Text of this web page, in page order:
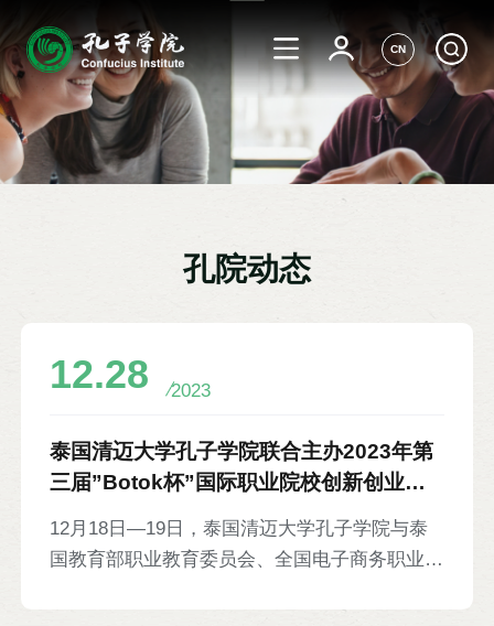
CN
孔院动态
12.28 2023
泰国清迈大学孔子学院联合主办2023年第
三届”Botok杯”国际职业院校创新创业邀
12月18日—19日，泰国清迈大学孔子学院与泰
国教育部职业教育委员会、全国电子商务职业教